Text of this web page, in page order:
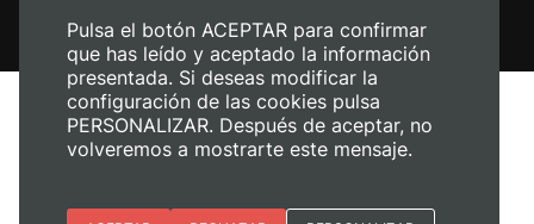
Avís legal
Política de cookies
Gestiona les galetes
Pulsa el botón ACEPTAR para confirmar
que has leído y aceptado la información
presentada. Si deseas modificar la
configuración de las cookies pulsa
PERSONALIZAR. Después de aceptar, no
volveremos a mostrarte este mensaje.